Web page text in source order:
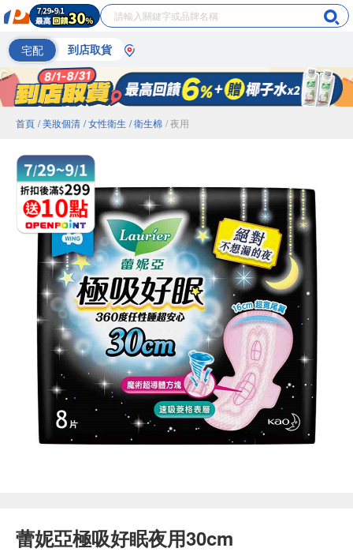
宅配 到店取貨
首頁 / 美妝個清 / 女性衛生 / 衛生棉 / 夜用
蕾妮亞極吸好眠夜用30cm